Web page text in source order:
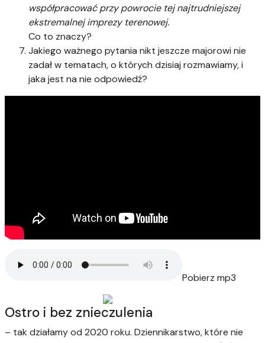
współpracować przy powrocie tej najtrudniejszej
ekstremalnej imprezy terenowej.
Co to znaczy?
Jakiego ważnego pytania nikt jeszcze majorowi nie
zadał w tematach, o których dzisiaj rozmawiamy, i
jaka jest na nie odpowiedź?
Pobierz mp3
Ostro i bez znieczulenia
– tak działamy od 2020 roku. Dziennikarstwo, które nie